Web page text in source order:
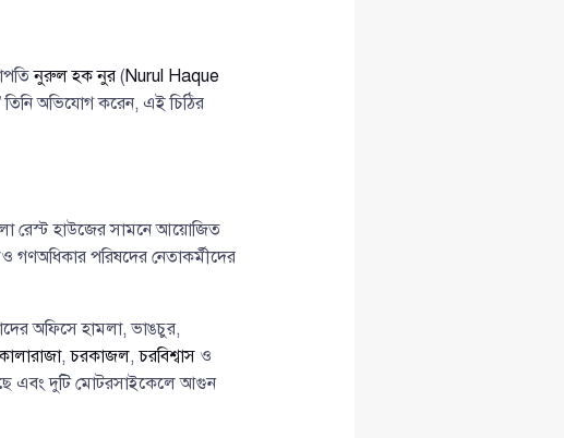
নুরুল হক নুর(Nurul Haque
অভিযোগ করেন, এই চিঠির
রেস্ট হাউজের সামনে আয়োজিত
গণঅধিকার পরিষদের নেতাকর্মীদের
অফিসে হামলা, ভাঙচুর,
,চরকাজল,চরবিশ্বাসও
এবং দুটি মোটরসাইকেলে আগুন